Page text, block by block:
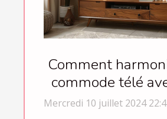
Comment
commode télé
décoration
Mercredi 10 juillet 2024